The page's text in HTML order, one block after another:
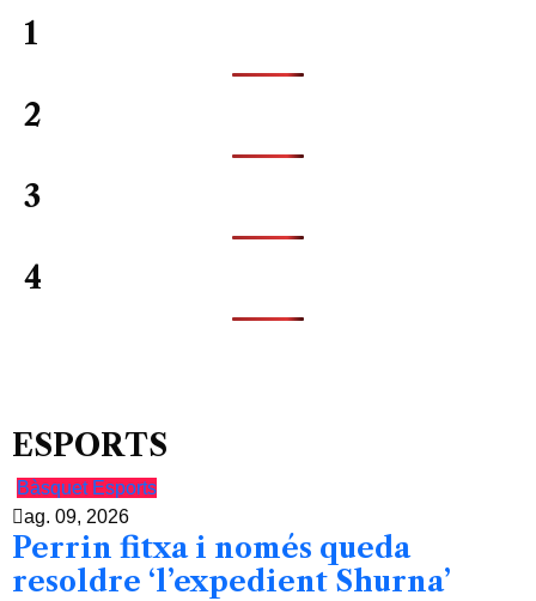
1
2
3
4
ESPORTS
Bàsquet Esports
ag. 09, 2026
Perrin fitxa i només queda
resoldre ‘l’expedient Shurna’